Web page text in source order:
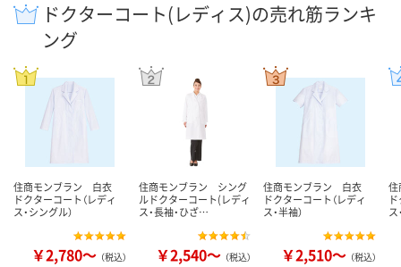
ドクターコート(レディス)の売れ筋ランキ
ング
住商モンブラン 白衣
ドクターコート（レディ
ス・シングル）
￥2,780～ （税込）
住商モンブラン シング
ルドクターコート(レディ
ス・長袖・ひざ…
￥2,540～ （税込）
住商モンブラン 白衣
ドクターコート（レディ
ス・半袖）
￥2,510～ （税込）
ス